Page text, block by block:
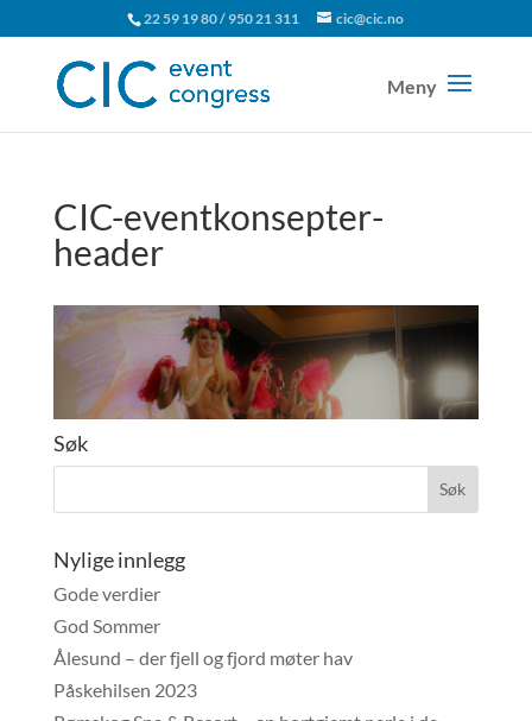
22 59 19 80 / 950 21 311 cic@cic.no
CIC-eventkonsepter-
header
Søk
Nylige innlegg
Gode verdier
God Sommer
Ålesund – der fjell og fjord møter hav
Påskehilsen 2023